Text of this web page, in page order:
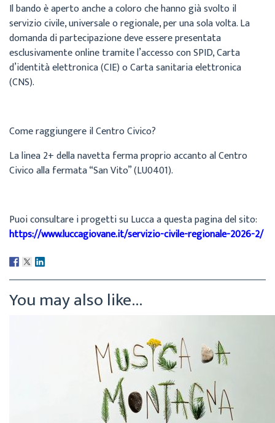
Il bando è aperto anche a coloro che hanno già svolto il
servizio civile, universale o regionale, per una sola volta. La
domanda di partecipazione deve essere presentata
esclusivamente online tramite l’accesso con SPID, Carta
d’identità elettronica (CIE) o Carta sanitaria elettronica
(CNS).
Come raggiungere il Centro Civico?
La linea 2+ della navetta ferma proprio accanto al Centro
Civico alla fermata “San Vito” (LU0401).
Puoi consultare i progetti su Lucca a questa pagina del sito:
https://www.luccagiovane.it/servizio-civile-regionale-2026-2/
You may also like...